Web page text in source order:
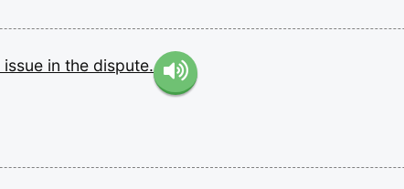
issue in the dispute.